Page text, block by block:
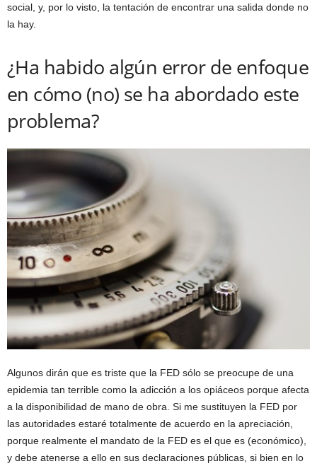
social, y, por lo visto, la tentación de encontrar una salida donde no
la hay.
¿Ha habido algún error de enfoque
en cómo (no) se ha abordado este
problema?
Algunos dirán que es triste que la FED sólo se preocupe de una
epidemia tan terrible como la adicción a los opiáceos porque afecta
a la disponibilidad de mano de obra. Si me sustituyen la FED por
las autoridades estaré totalmente de acuerdo en la apreciación,
porque realmente el mandato de la FED es el que es (económico),
y debe atenerse a ello en sus declaraciones públicas, si bien en lo